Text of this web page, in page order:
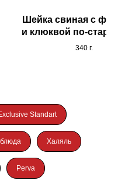
Шейка свиная с
и клюквой по-
340 г.
Standart
Халяль
Perva
39